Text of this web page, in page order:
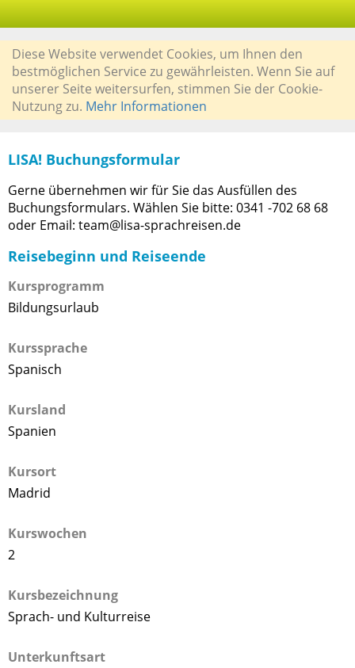
Diese Website verwendet Cookies, um Ihnen den
bestmöglichen Service zu gewährleisten. Wenn Sie auf
unserer Seite weitersurfen, stimmen Sie der Cookie-
Nutzung zu. Mehr Informationen
LISA! Buchungsformular
Gerne übernehmen wir für Sie das Ausfüllen des
Buchungsformulars. Wählen Sie bitte: 0341 -702 68 68
oder Email: team@lisa-sprachreisen.de
Reisebeginn und Reiseende
Kursprogramm
Bildungsurlaub
Kurssprache
Spanisch
Kursland
Spanien
Kursort
Madrid
Kurswochen
2
Kursbezeichnung
Sprach- und Kulturreise
Unterkunftsart